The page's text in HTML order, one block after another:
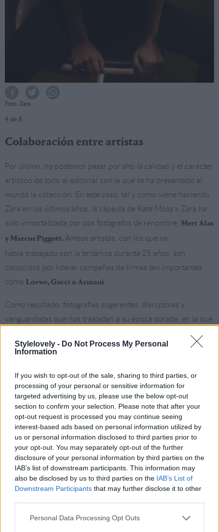
Stylelovely - Do Not Process My Personal
Information
If you wish to opt-out of the sale, sharing to third parties, or
processing of your personal or sensitive information for
targeted advertising by us, please use the below opt-out
section to confirm your selection. Please note that after your
opt-out request is processed you may continue seeing
interest-based ads based on personal information utilized by
us or personal information disclosed to third parties prior to
your opt-out. You may separately opt-out of the further
disclosure of your personal information by third parties on the
IAB’s list of downstream participants. This information may
also be disclosed by us to third parties on the IAB’s List of
Downstream Participants that may further disclose it to other
Personal Data Processing Opt Outs
Foto: Zara
4 de 8
Colaboración entre artistas
Por último, no podemos pasar por alto la calidad y el carácter
artístico de todo el editorial con la que se ha presentado al
mundo la colección. En este caso, tal y como viene haciendo
Zara en los últimos años, la cápsula de Kate Moss x Zara ha
sido inmortalizada por dos fotógrafos de renombre, Mert Alas
y Marcus Piggott. Ambos artistas, con los que ya
había trabajado con la británica durante 25 años, son
conocidos por liderar campañas de firmas tan importantes
como Loewe, Gucci o Armani.
Como resultado, fotografías sugerentes, disruptivas y
vanguardistas que nos trasladan a su época dorada, en la que